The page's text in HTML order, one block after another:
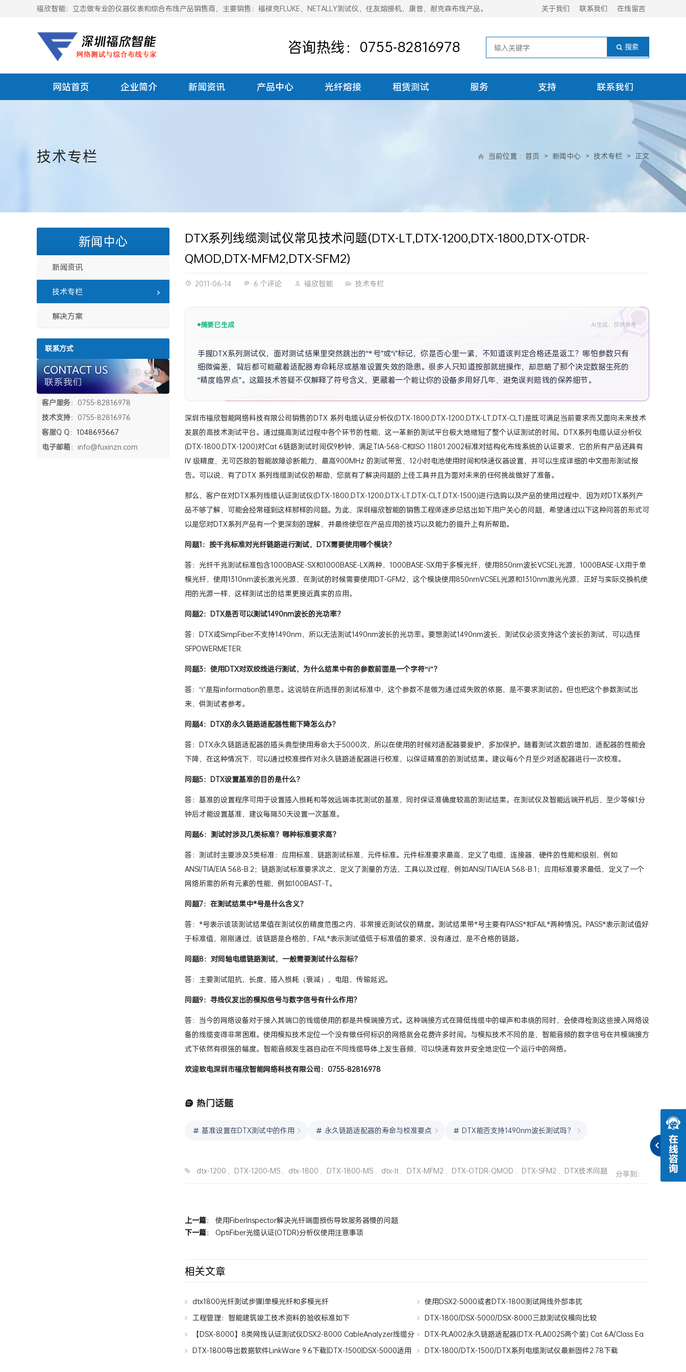
福欣智能：立志做专业的仪器仪表和综合布线产品销售商，主要销售：福禄克FLUKE、NETALLY测试仪，住友熔接机，康普、耐克森布线产品。 关于我们 联系我们 在线留言
咨询热线：0755-82816978
网站首页 企业简介 新闻资讯 产品中心 光纤熔接 租赁测试 服务 支持 联系我们
技术专栏 当前位置 : 首页 > 新闻中心 > 技术专栏 > 正文
DTX系列线缆测试仪常见技术问题(DTX-LT,DTX-1200,DTX-1800,DTX-OTDR-
QMOD,DTX-MFM2,DTX-SFM2)
2011-06-14 6 个评论 福欣智能 技术专栏
摘要已生成 AI生成，仅供参考
手握DTX系列测试仪，面对测试结果里突然跳出的“*号”或“i”标记，你是否心里一紧，不知道该判定合格还是返工？哪怕参数只有
细微偏差，背后都可能藏着适配器寿命耗尽或基准设置失效的隐患。很多人只知道按部就班操作，却忽略了那个决定数据生死的
“精度临界点”。这篇技术答疑不仅解释了符号含义，更藏着一个能让你的设备多用好几年、避免误判赔钱的保养细节。
深圳市福欣智能网络科技有限公司销售的DTX 系列电缆认证分析仪(DTX-1800,DTX-1200,DTX-LT,DTX-CLT)是既可满足当前要求而又面向未来技术
发展的高技术测试平台。通过提高测试过程中各个环节的性能，这一革新的测试平台极大地缩短了整个认证测试的时间。DTX系列电缆认证分析仪
(DTX-1800,DTX-1200)对Cat 6链路测试时间仅9秒钟，满足TIA-568-C和ISO 11801:2002标准对结构化布线系统的认证要求，它的所有产品还具有
IV 级精度、无可匹敌的智能故障诊断能力、最高900MHz 的测试带宽、12小时电池使用时间和快速仪器设置，并可以生成详细的中文图形测试报
告。可以说，有了DTX 系列线缆测试仪的帮助，您就有了解决问题的上佳工具并且为面对未来的任何挑战做好了准备。
那么，客户在对DTX系列线缆认证测试仪(DTX-1800,DTX-1200,DTX-LT,DTX-CLT,DTX-1500)进行选购以及产品的使用过程中，因为对DTX系列产
品不够了解，可能会经常碰到这样那样的问题。为此，深圳福欣智能的销售工程师逐步总结出如下用户关心的问题，希望通过以下这种问答的形式可
以是您对DTX系列产品有一个更深刻的理解，并最终使您在产品应用的技巧以及能力的提升上有所帮助。
问题1：按千兆标准对光纤链路进行测试，DTX需要使用哪个模块？
答：光纤千兆测试标准包含1000BASE-SX和1000BASE-LX两种，1000BASE-SX用于多模光纤，使用850nm波长VCSEL光源，1000BASE-LX用于单
模光纤，使用1310nm波长激光光源，在测试的时候需要使用DT-GFM2，这个模块使用850nmVCSEL光源和1310nm激光光源，正好与实际交换机使
用的光源一样，这样测试出的结果更接近真实的应用。
问题2：DTX是否可以测试1490nm波长的光功率？
答：DTX或SimpFiber不支持1490nm，所以无法测试1490nm波长的光功率。要想测试1490nm波长，测试仪必须支持这个波长的测试，可以选择
SFPOWERMETER.
问题3：使用DTX对双绞线进行测试，为什么结果中有的参数前面是一个字符“i”？
答：“i”是指information的意思。这说明在所选择的测试标准中，这个参数不是做为通过或失败的依据，是不要求测试的。但也把这个参数测试出
来，供测试者参考。
问题4：DTX的永久链路适配器性能下降怎么办？
答：DTX永久链路适配器的插头典型使用寿命大于5000次，所以在使用的时候对适配器要爱护，多加保护。随着测试次数的增加，适配器的性能会
下降，在这种情况下，可以通过校准操作对永久链路适配器进行校准，以保证精准的的测试结果。建议每6个月至少对适配器进行一次校准。
问题5：DTX设置基准的目的是什么？
答：基准的设置程序可用于设置插入损耗和等效远端串扰测试的基准，同时保证准确度较高的测试结果。在测试仪及智能远端开机后，至少等候1分
钟后才能设置基准，建议每隔30天设置一次基准。
问题6：测试时涉及几类标准？哪种标准要求高？
答：测试时主要涉及3类标准：应用标准，链路测试标准，元件标准。元件标准要求最高，定义了电缆、连接器、硬件的性能和级别，例如
ANSI/TIA/EIA 568-B.2；链路测试标准要求次之，定义了测量的方法，工具以及过程，例如ANSI/TIA/EIA 568-B.1；应用标准要求最低，定义了一个
网络所需的所有元素的性能，例如100BAST-T。
问题7：在测试结果中*号是什么含义？
答：*号表示该项测试结果值在测试仪的精度范围之内，非常接近测试仪的精度。测试结果带*号主要有PASS*和FAIL*两种情况。PASS*表示测试值好
于标准值，刚刚通过，该链路是合格的，FAIL*表示测试值低于标准值的要求，没有通过，是不合格的链路。
问题8：对同轴电缆链路测试，一般需要测试什么指标？
答：主要测试阻抗，长度，插入损耗（衰减），电阻，传输延迟。
问题9：寻线仪发出的模拟信号与数字信号有什么作用？
答：当今的网络设备对于接入其端口的线缆使用的都是共模端接方式。这种端接方式在降低线缆中的噪声和串绕的同时，会使得检测这些接入网络设
备的线缆变得非常困难。使用模拟技术定位一个没有做任何标识的网络就会花费许多时间。与模拟技术不同的是，智能音频的数字信号在共模端接方
式下依然有很强的幅度。智能音频发生器自动在不同线缆导体上发生音频，可以快速有效并安全地定位一个运行中的网络。
欢迎致电深圳市福欣智能网络科技有限公司：0755-82816978
热门话题
基准设置在DTX测试中的作用 永久链路适配器的寿命与校准要点 DTX能否支持1490nm波长测试吗？
dtx-1200 , DTX-1200-MS , dtx-1800 , DTX-1800-MS , dtx-lt , DTX-MFM2 , DTX-OTDR-QMOD , DTX-SFM2 , DTX技术问题 分享到：
上一篇： 使用FiberInspector解决光纤端面损伤导致服务器慢的问题
下一篇： OptiFiber光缆认证(OTDR)分析仪使用注意事项
相关文章
dtx1800光纤测试步骤|单模光纤和多模光纤
使用DSX2-5000或者DTX-1800测试网线外部串扰
工程管理：智能建筑竣工技术资料的验收标准如下
DTX-1800/DSX-5000/DSX-8000三款测试仪横向比较
【DSX-8000】8类网线认证测试仪DSX2-8000 CableAnalyzer线缆分
析仪
DTX-PLA002永久链路适配器(DTX-PLA002S两个装) Cat 6A/Class Ea
Permanent Link Adapter
DTX-1800导出数据软件LinkWare 9.6下载|DTX-1500|DSX-5000适用 DTX-1800/DTX-1500/DTX系列电缆测试仪最新固件2.78下载
新闻中心
新闻资讯
技术专栏
解决方案
联系方式
客户服务：0755-82816978
技术支持：0755-82816976
客服Q Q： 1048693667
电子邮箱：info@fuxinzn.com